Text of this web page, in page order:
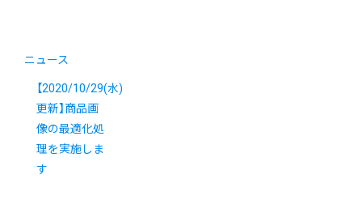
ニュース
【2020/10/29(水)
更新】商品画
像の最適化処
理を実施しま
す